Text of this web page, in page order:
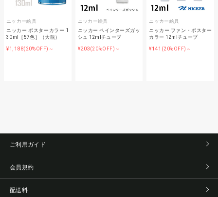
ニッカー絵具
ニッカー ポスターカラー 1
30ml［57色］（大瓶）
¥1,188(20%OFF)～
ニッカー絵具
ニッカー ペインターズガッ
シュ 12mlチューブ
¥203(20%OFF)～
ニッカー絵具
ニッカー ファン・ポスター
カラー 12mlチューブ
¥141 (20%OFF)～
ご利用ガイド
会員規約
配送料